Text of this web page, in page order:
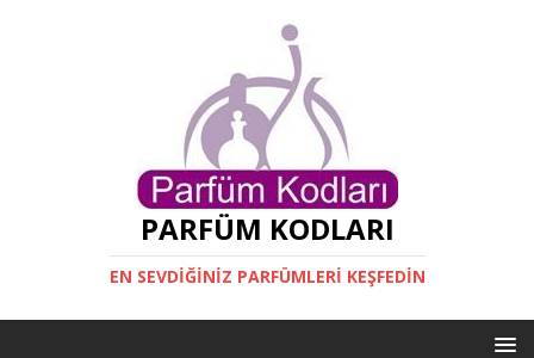
PARFÜM KODLARI
EN SEVDIĞINIZ PARFÜMLERI KEŞFEDIN